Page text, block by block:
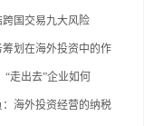
国交易九大风险
划在海外投资中的作
“走出去”企业如何
：海外投资经营的纳税